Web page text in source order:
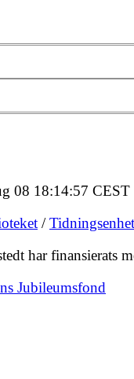
08 18:14:57 CEST
/
har finansierats
Jubileumsfond